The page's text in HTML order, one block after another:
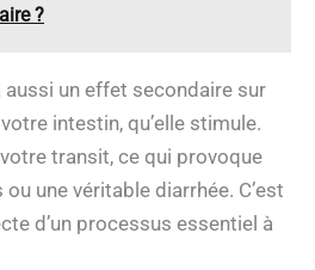
?
un effet secondaire sur
intestin, qu’elle stimule.
transit, ce qui provoque
une véritable diarrhée. C’est
d’un processus essentiel à